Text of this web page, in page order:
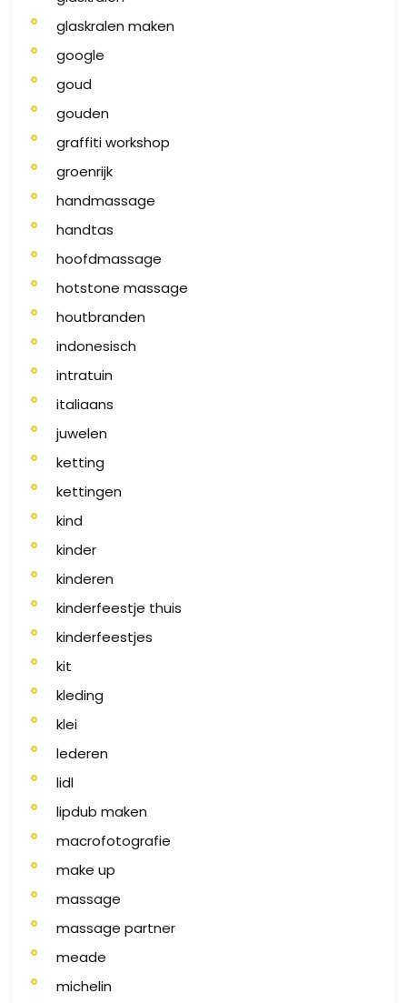
glaskralen maken
google
goud
gouden
graffiti workshop
groenrijk
handmassage
handtas
hoofdmassage
hotstone massage
houtbranden
indonesisch
intratuin
italiaans
juwelen
ketting
kettingen
kind
kinder
kinderen
kinderfeestje thuis
kinderfeestjes
kit
kleding
klei
lederen
lidl
lipdub maken
macrofotografie
make up
massage
massage partner
meade
michelin